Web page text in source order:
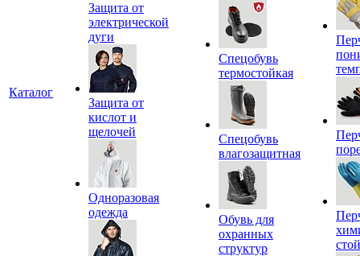
Каталог
Защита от
электрической
дуги
Защита от
кислот и
щелочей
Одноразовая
одежда
Спецобувь
термостойкая
Спецобувь
влагозащитная
Обувь для
охранных
структур